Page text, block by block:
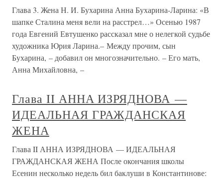
Глава 3. Жена Н. И. Бухарина Анна Бухарина-Ларина: «В
шапке Сталина меня вели на расстрел…» Осенью 1987
года Евгений Евтушенко рассказал мне о нелегкой судьбе
художника Юрия Ларина.– Между прочим, сын
Бухарина, – добавил он многозначительно. – Его мать,
Анна Михайловна, –
Глава II АННА ИЗРЯДНОВА —
ИДЕАЛЬНАЯ ГРАЖДАНСКАЯ
ЖЕНА
Глава II АННА ИЗРЯДНОВА — ИДЕАЛЬНАЯ
ГРАЖДАНСКАЯ ЖЕНА После окончания школы
Есенин несколько недель бил баклуши в Константинове: